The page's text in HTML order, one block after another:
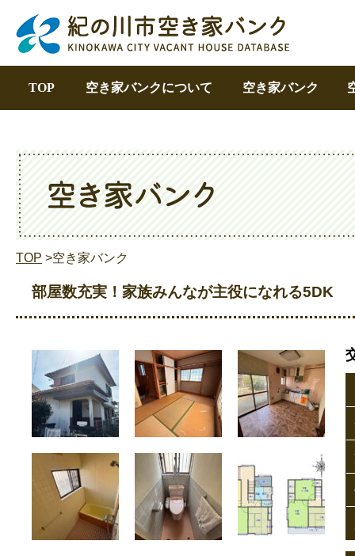
TOP 空き家バンクについて 空き家バンク
TOP >空き家バンク
部屋数充実！家族みんなが主役になれる5DK